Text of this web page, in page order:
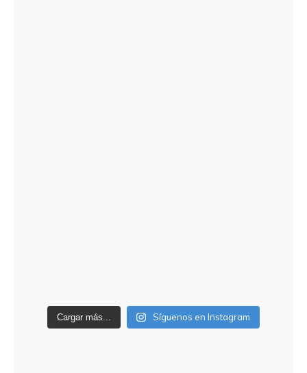
Cargar más... Síguenos en Instagram